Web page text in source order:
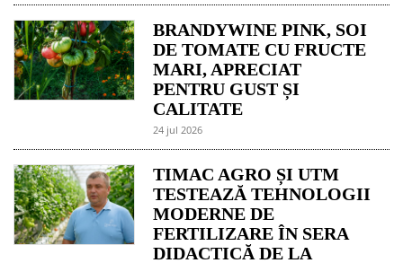
BRANDYWINE PINK, SOI
DE TOMATE CU FRUCTE
MARI, APRECIAT
PENTRU GUST ȘI
CALITATE
24 jul 2026
TIMAC AGRO ȘI UTM
TESTEAZĂ TEHNOLOGII
MODERNE DE
FERTILIZARE ÎN SERA
DIDACTICĂ DE LA